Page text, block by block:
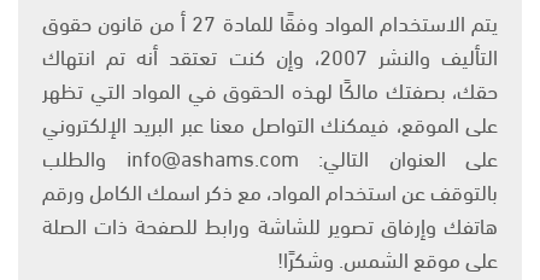
يتم الاستخدام المواد وفقًا للمادة 27 أ من قانون حقوق
التأليف والنشر 2007، وإن كنت تعتقد أنه تم انتهاك
حقك، بصفتك مالكًا لهذه الحقوق في المواد التي تظهر
على الموقع، فيمكنك التواصل معنا عبر البريد الإلكتروني
على العنوان التالي: info@ashams.com والطلب
بالتوقف عن استخدام المواد، مع ذكر اسمك الكامل ورقم
هاتفك وإرفاق تصوير للشاشة ورابط للصفحة ذات الصلة
على موقع الشمس. وشكرًا!